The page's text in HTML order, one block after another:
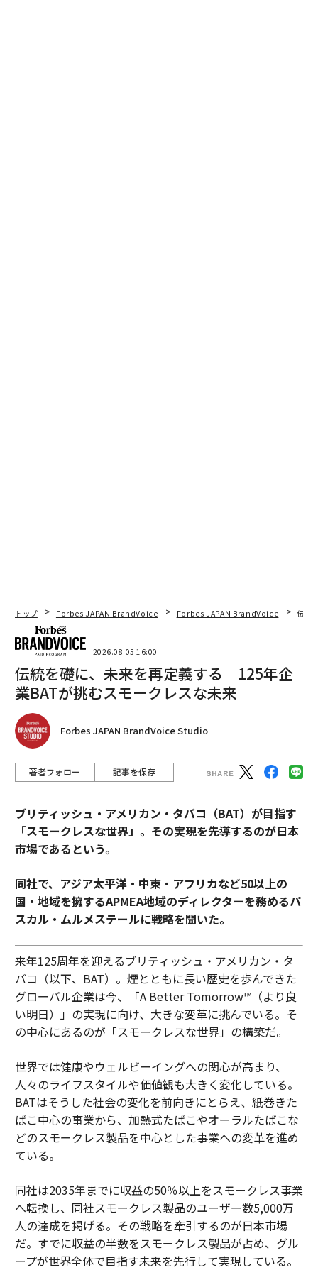
トップ Forbes JAPAN BrandVoice Forbes JAPAN BrandVoice 伝統
2026.08.05 16:00
伝統を礎に、未来を再定義する 125年企
業BATが挑むスモークレスな未来
Forbes JAPAN BrandVoice Studio
著者フォロー 記事を保存
ブリティッシュ・アメリカン・タバコ（BAT）が目指す
「スモークレスな世界」。その実現を先導するのが日本
市場であるという。
同社で、アジア太平洋・中東・アフリカなど50以上の
国・地域を擁するAPMEA地域のディレクターを務めるパ
スカル・ムルメステールに戦略を聞いた。
来年125周年を迎えるブリティッシュ・アメリカン・タ
バコ（以下、BAT）。煙とともに長い歴史を歩んできた
グローバル企業は今、「A Better Tomorrow™（より良
い明日）」の実現に向け、大きな変革に挑んでいる。そ
の中心にあるのが「スモークレスな世界」の構築だ。
世界では健康やウェルビーイングへの関心が高まり、
人々のライフスタイルや価値観も大きく変化している。
BATはそうした社会の変化を前向きにとらえ、紙巻きた
ばこ中心の事業から、加熱式たばこやオーラルたばこな
どのスモークレス製品を中心とした事業への変革を進め
ている。
同社は2035年までに収益の50％以上をスモークレス事業
へ転換し、同社スモークレス製品のユーザー数5,000万
人の達成を掲げる。その戦略を牽引するのが日本市場
だ。すでに収益の半数をスモークレス製品が占め、グル
ープが世界全体で目指す未来を先行して実現している。